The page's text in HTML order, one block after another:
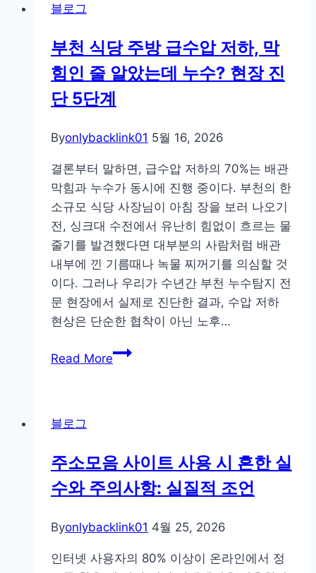
간
을
없
앤
밀:
라
스
티
비
하
나
로
직
원
고
스
포
중
전
블로그
부천 식당 주방 급수압 저하, 막
힘인 줄 알았는데 누수? 현장 진
단 5단계
Byonlybacklink01 5월 16, 2026
결론부터 말하면, 급수압 저하의 70%는 배관
막힘과 누수가 동시에 진행 중이다. 부천의 한
소규모 식당 사장님이 아침 장을 보러 나오기
전, 싱크대 수전에서 유난히 힘없이 흐르는 물
줄기를 발견했다면 대부분의 사람처럼 배관
내부에 낀 기름때나 녹물 찌꺼기를 의심할 것
이다. 그러나 우리가 수년간 부천 누수탐지 전
문 현장에서 실제로 진단한 결과, 수압 저하
현상은 단순한 협착이 아닌 노후…
Read More부
급
수
저
막
블로그
주소모음 사이트 사용 시 흔한 실
수와 주의사항: 실질적 조언
Byonlybacklink01 4월 25, 2026
인터넷 사용자의 80% 이상이 온라인에서 정